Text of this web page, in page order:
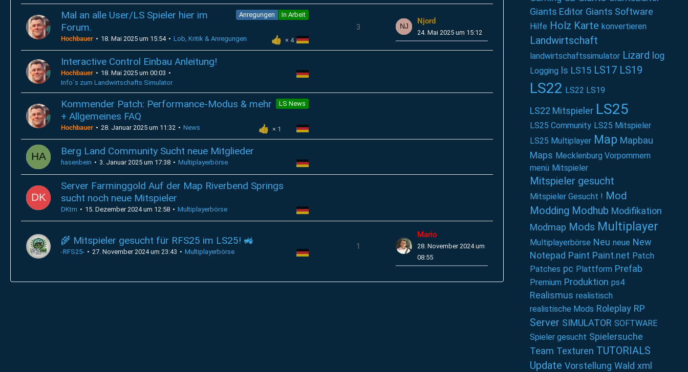
Anregungen In Arbeit
Mal an alle User/LS Spieler hier im
Forum.
4
Hochbauer 18. Mai 2025 um 15:54 Lob, Kritik & Anregungen
3
Njord
24. Mai 2025 um 15:12
Interactive Control Einbau Anleitung!
Hochbauer
18. Mai 2025 um 00:03
Info´s zum Landwirtschafts Simulator
LS News
Kommender Patch: Performance-Modus & mehr
+ Allgemeines FAQ
1
Hochbauer 28. Januar 2025 um 11:32 News
Berg Land Community Sucht neue Mitglieder
hasenbein 3. Januar 2025 um 17:38 Multiplayerbörse
Server Farminggold Auf der Map Riverbend Springs
sucht noch neue Mitspieler
DKtm 15. Dezember 2024 um 12:58 Multiplayerbörse
🌾 Mitspieler gesucht für RFS25 im LS25! 🚜
-RFS25- 27. November 2024 um 23:43 Multiplayerbörse
1
Mario
28. November 2024 um
08:55
Giants Editor Giants Software
Hilfe Holz Karte konvertieren
Landwirtschaft
landwirtschaftssimulator Lizard log
Logging ls LS15 LS17 LS19
LS22 LS22 LS19
LS22 Mitspieler LS25
LS25 Community LS25 Mitspieler
LS25 Multiplayer Map Mapbau
Maps Mecklenburg Vorpommern
menü Mitspieler
Mitspieler gesucht
Mitspieler Gesucht ! Mod
Modding Modhub Modifikation
Modmap Mods Multiplayer
Multiplayerbörse Neu neue New
Notepad Paint Paint.net Patch
Patches pc Plattform Prefab
Premium Produktion ps4
Realismus realistisch
realistische Mods Roleplay RP
Server SIMULATOR SOFTWARE
Spieler gesucht Spielersuche
Team Texturen TUTORIALS
Update Vorstellung Wald xml